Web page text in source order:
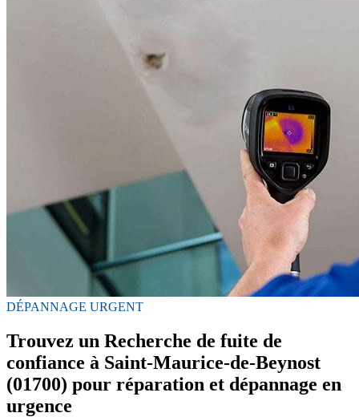
DÉPANNAGE URGENT
Trouvez un Recherche de fuite de
confiance à Saint-Maurice-de-Beynost
(01700) pour réparation et dépannage en
urgence